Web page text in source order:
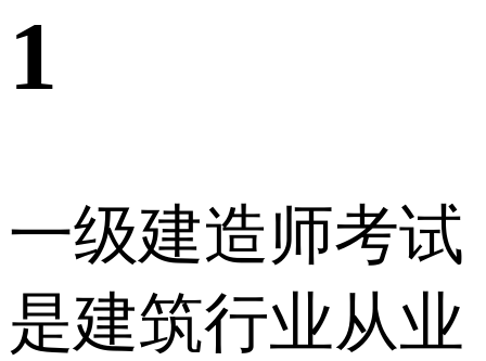
1
一级建造师考试
是建筑行业从业